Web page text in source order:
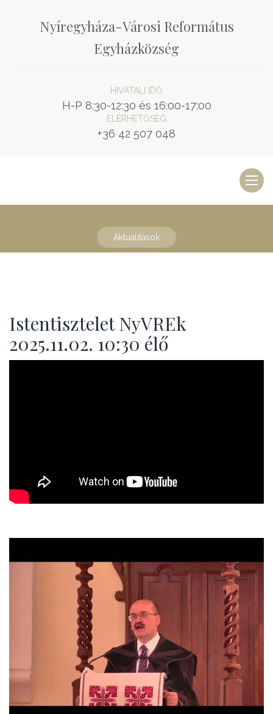
Nyíregyháza-Városi Református
Egyházközség
HIVATALI IDŐ
H-P 8:30-12:30 és 16:00-17:00
ELÉRHETŐSÉG
+36 42 507 048
Aktualitások
Istentisztelet NyVREk
2025.11.02. 10:30 élő